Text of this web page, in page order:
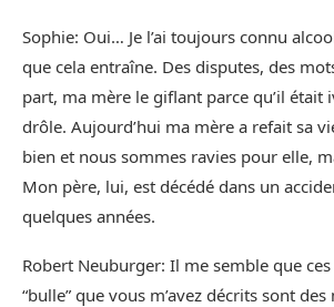
Sophie: Oui… Je l’ai toujours connu
que cela entraîne. Des disputes, des
part, ma mère le giflant parce qu’il était
drôle. Aujourd’hui ma mère a refait sa
bien et nous sommes ravies pour elle,
Mon père, lui, est décédé dans un
quelques années.
Robert Neuburger: Il me semble que
“bulle” que vous m’avez décrits sont